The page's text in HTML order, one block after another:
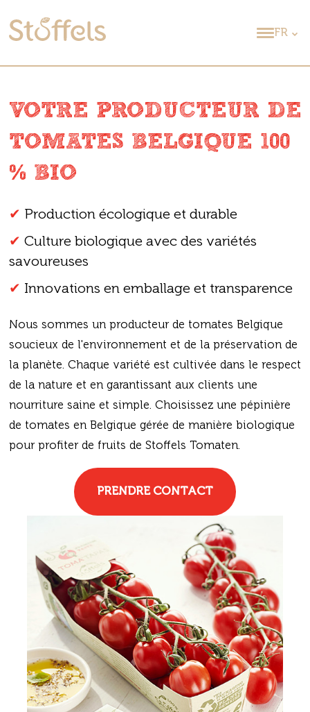
FR
VOTRE PRODUCTEUR DE
TOMATES BELGIQUE 100
% BIO
✔ Production écologique et durable
✔ Culture biologique avec des variétés
savoureuses
✔ Innovations en emballage et transparence
Nous sommes un producteur de tomates Belgique
soucieux de l'environnement et de la préservation de
la planète. Chaque variété est cultivée dans le respect
de la nature et en garantissant aux clients une
nourriture saine et simple. Choisissez une pépinière
de tomates en Belgique gérée de manière biologique
pour profiter de fruits de Stoffels Tomaten.
PRENDRE CONTACT